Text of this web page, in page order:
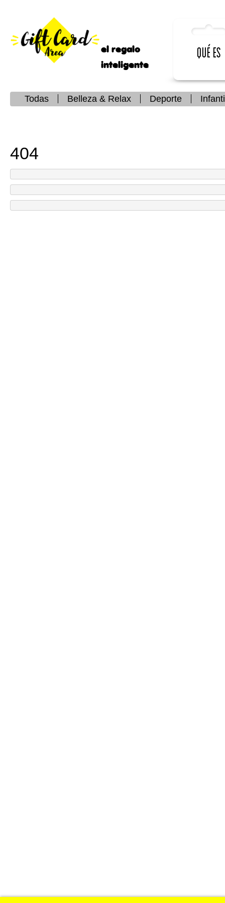
el regalo
inteligente
Qué es
Todas Belleza & Relax Deporte
404